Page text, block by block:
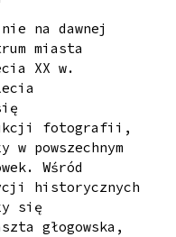
na dawnej
miasta
XX w.
fotografii,
powszechnym
Wśród
historycznych
się
głogowska,